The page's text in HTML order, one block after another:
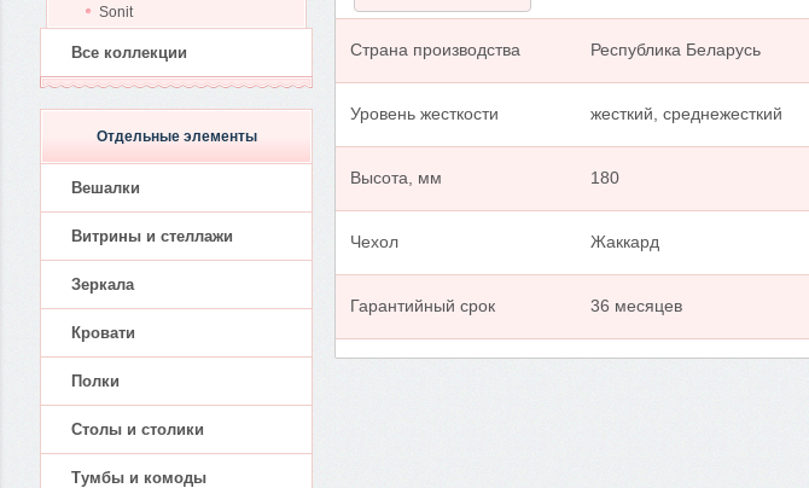
Страна производства Республика Беларусь
Уровень жесткости жесткий, среднежесткий
Высота, мм 180
Чехол Жаккард
Гарантийный срок 36 месяцев
Sonit
Все коллекции
Отдельные элементы
Вешалки
Витрины и стеллажи
Зеркала
Кровати
Полки
Столы и столики
Тумбы и комоды